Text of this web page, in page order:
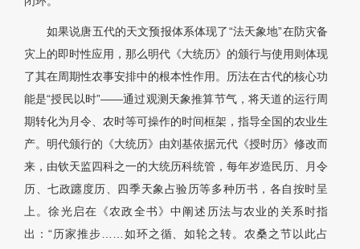
如果说唐五代的天文预报体系体现了“法天象地”在防灾备
灾上的即时性应用，那么明代《大统历》的颁行与使用则体现
了其在周期性农事安排中的根本性作用。历法在古代的核心功
能是“授民以时”——通过观测天象推算节气，将天道的运行周
期转化为月令、农时等可操作的时间框架，指导全国的农业生
产。明代颁行的《大统历》由刘基依据元代《授时历》修改而
来，由钦天监四科之一的大统历科统管，每年岁造民历、月令
历、七政躔度历、四季天象占验历等多种历书，各自按时呈
上。徐光启在《农政全书》中阐述历法与农业的关系时指
出：“历家推步……如环之循、如轮之转。农桑之节以此占